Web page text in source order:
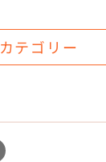
カテゴリー